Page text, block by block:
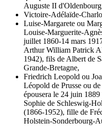
Auguste II
Victoire-Adélaïde-
Luise-Margarete ou
Louise-Marguerite-
juillet 1860-14 mars
Arthur William Patrick
1942), fils de Albert de
Grande-Bretagne,
Friedrich Leopold ou
Léopold de Prusse ou
épousera le 24 juin
Sophie de Schleswig-
(1866-1952), fille de
Holstein-Sonderbourg-